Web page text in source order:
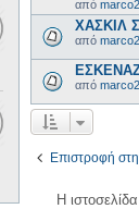
από
ΧΑΣΚΙΛ
από
από
Επιστροφή
Η